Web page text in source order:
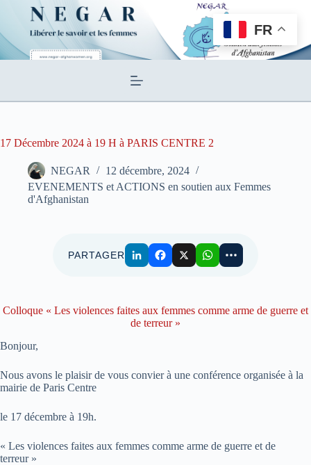
contenu
17 Décembre 2024 à 19 H à PARIS CENTRE 2
NEGAR
12 décembre, 2024
EVENEMENTS et ACTIONS en soutien aux Femmes
d'Afghanistan
PARTAGER
Colloque « Les violences faites aux femmes comme arme de guerre et
de terreur »
Bonjour,
Nous avons le plaisir de vous convier à une conférence organisée à la
mairie de Paris Centre
le 17 décembre à 19h.
« Les violences faites aux femmes comme arme de guerre et de
terreur »
FR